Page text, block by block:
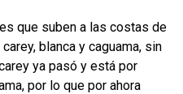
que suben a las costas de
blanca y caguama, sin
ya pasó y está por
por lo que por ahora